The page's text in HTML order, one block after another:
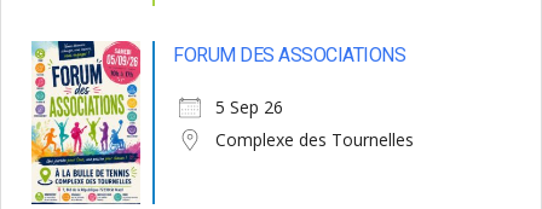
FORUM DES ASSOCIATIONS
5 Sep 26
Complexe des Tournelles